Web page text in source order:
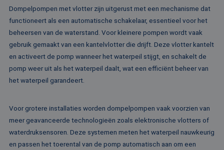
Dompelpompen met vlotter zijn uitgerust met een mechanisme dat
functioneert als een automatische schakelaar, essentieel voor het
beheersen van de waterstand. Voor kleinere pompen wordt vaak
gebruik gemaakt van een kantelvlotter die drijft. Deze vlotter kantelt
en activeert de pomp wanneer het waterpeil stijgt, en schakelt de
pomp weer uit als het waterpeil daalt, wat een efficiënt beheer van
het waterpeil garandeert.
Voor grotere installaties worden dompelpompen vaak voorzien van
meer geavanceerde technologieën zoals elektronische vlotters of
waterdruksensoren. Deze systemen meten het waterpeil nauwkeurig
en passen het toerental van de pomp automatisch aan om een
.c.clarity.ms
die we gebruiken
website voor
analyses te
IDE
Google LLC
1 jaar
Deze cookie
Doubleclick en
informatie uit
hoe de
gezien voordat
bezocht.
test_cookie
Google LLC
.doubleclick.net
15 minuten
Deze cookie
geplaatst door